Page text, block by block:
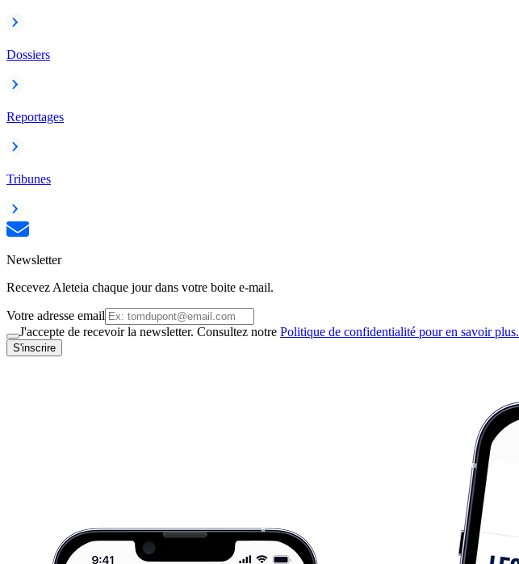
Dossiers
Reportages
Tribunes
Newsletter
Recevez Aleteia chaque jour dans votre boite e-mail.
Votre adresse email
J'accepte de recevoir la newsletter. Consultez notre Politique de confidentialité pour en savoir plus.
S'inscrire